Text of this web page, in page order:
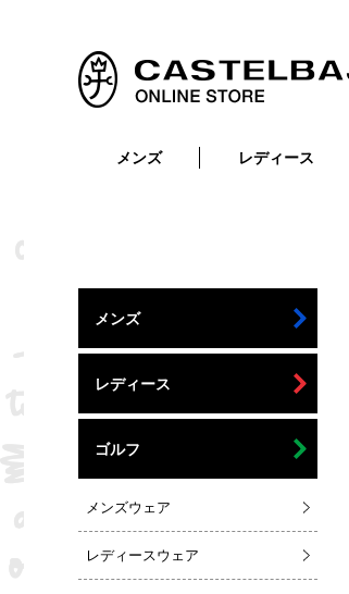
メンズ
ボトムス
バッグ
レディース
小物
バッグ
セカンド・クラッチバッグ
ビジネス・トートバッグ
靴
ゴルフアイテム
メンズ
レディース
ゴルフ
メンズウェア
レディースウェア